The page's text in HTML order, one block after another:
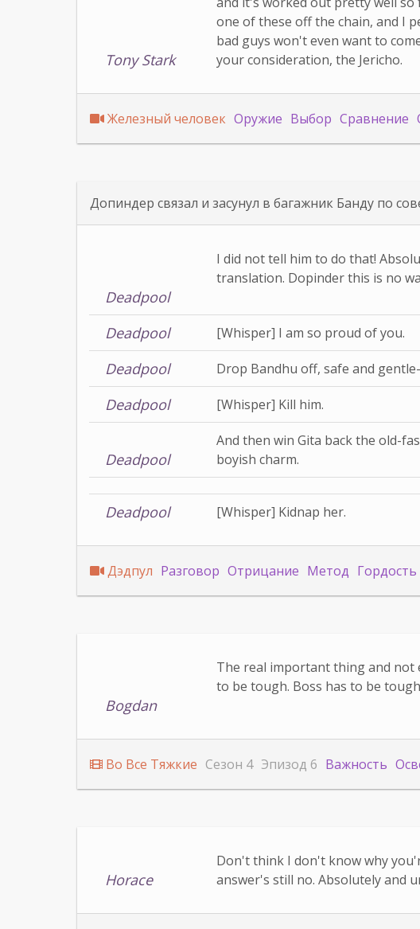
Tony Stark
one of these off the chain, and I
bad guys won't even want to
your consideration, the Jericho.
Железный человек Оружие Выбор Сравнение
Допиндер связал и засунул в багажник Банду по
Deadpool
I did not tell him to do that!
translation. Dopinder this is no
Deadpool [Whisper] I am so proud of you.
Deadpool Drop Bandhu off, safe and
Deadpool [Whisper] Kill him.
Deadpool
And then win Gita back the old-
boyish charm.
Deadpool [Whisper] Kidnap her.
Дэдпул Разговор Отрицание Метод Гордость
Bogdan
The real important thing and not
to be tough. Boss has to be
Во Все Тяжкие Сезон 4 Эпизод 6 Важность
Horace
Don't think I don't know why
answer's still no. Absolutely and